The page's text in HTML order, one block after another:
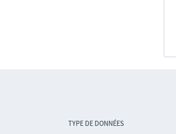
TYPE DE DONNÉES